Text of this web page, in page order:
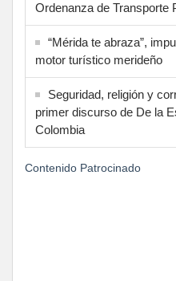
Ordenanza de Transporte
“Mérida te abraza”,
motor turístico merideño
Seguridad, religión y
primer discurso de De la
Colombia
Contenido Patrocinado